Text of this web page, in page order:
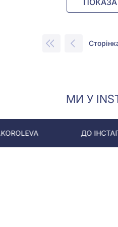
МИ У
ДО ІНСТАГРАМУ